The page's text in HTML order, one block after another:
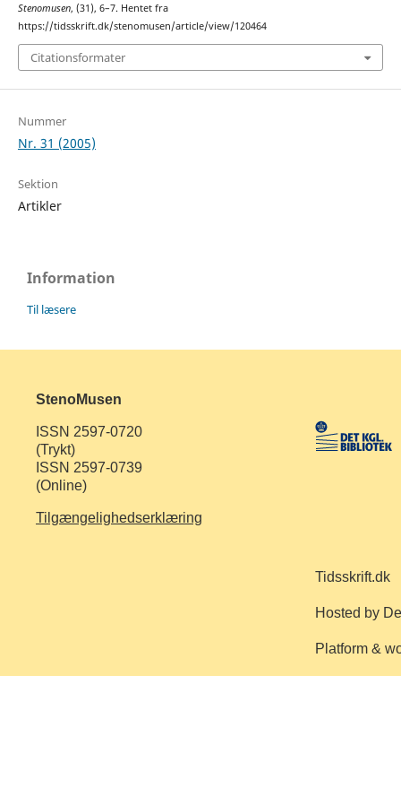
Stenomusen, (31), 6–7. Hentet fra
https://tidsskrift.dk/stenomusen/article/view/120464
Citationsformater
Nummer
Nr. 31 (2005)
Sektion
Artikler
Information
Til læsere
StenoMusen
ISSN 2597-0720
(Trykt)
ISSN 2597-0739
(Online)
Tilgængelighedserklæring